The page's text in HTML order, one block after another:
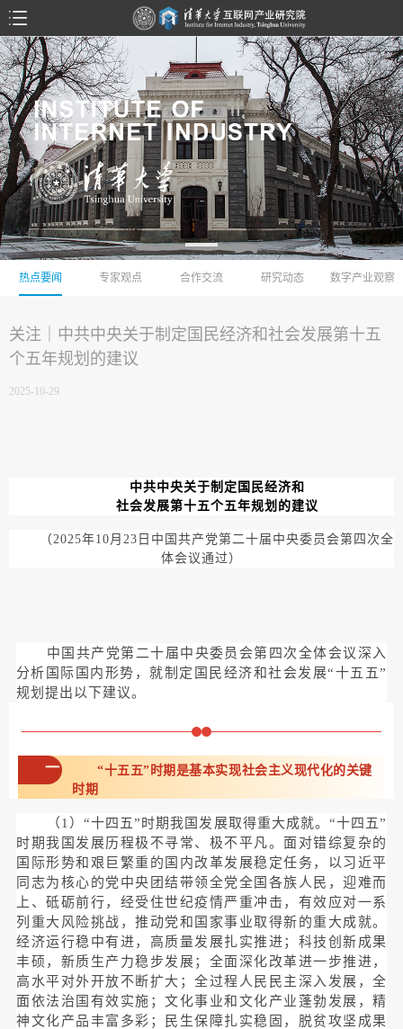
热点要闻 专家观点 合作交流 研究动态 数字产业观察
关注｜中共中央关于制定国民经济和社会发展第十五
个五年规划的建议
2025-10-29
中共中央关于制定国民经济和
社会发展第十五个五年规划的建议
（2025年10月23日中国共产党第二十届中央委员会第四次全
体会议通过）
中国共产党第二十届中央委员会第四次全体会议深入
分析国际国内形势，就制定国民经济和社会发展“十五五”
规划提出以下建议。
一
“十五五”时期是基本实现社会主义现代化的关键
时期
（1）“十四五”时期我国发展取得重大成就。“十四五”
时期我国发展历程极不寻常、极不平凡。面对错综复杂的
国际形势和艰巨繁重的国内改革发展稳定任务，以习近平
同志为核心的党中央团结带领全党全国各族人民，迎难而
上、砥砺前行，经受住世纪疫情严重冲击，有效应对一系
列重大风险挑战，推动党和国家事业取得新的重大成就。
经济运行稳中有进，高质量发展扎实推进；科技创新成果
丰硕，新质生产力稳步发展；全面深化改革进一步推进，
高水平对外开放不断扩大；全过程人民民主深入发展，全
面依法治国有效实施；文化事业和文化产业蓬勃发展，精
神文化产品丰富多彩；民生保障扎实稳固，脱贫攻坚成果